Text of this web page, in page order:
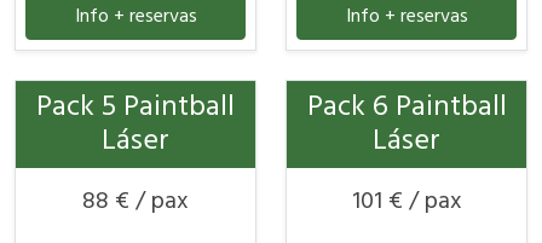
Info + reservas Info + reservas
Pack 5 Paintball
Láser
88 € / pax
Pack 6 Paintball
Láser
101 € / pax